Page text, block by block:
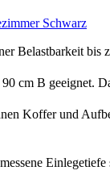
Schwarz
Belastbarkeit bis
cm B geeignet.
Koffer und